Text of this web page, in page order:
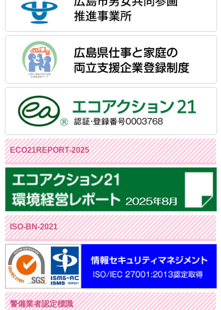
ECO21REPORT-2025
ISO-BN-2021
警備業者認定標識